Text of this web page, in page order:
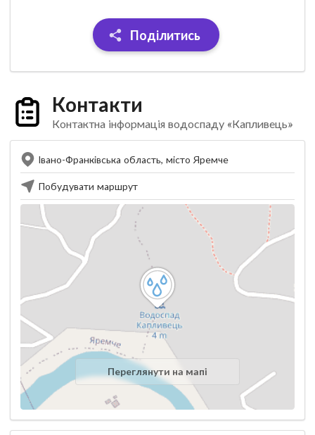
Поділитись
Контакти
Контактна інформація водоспаду «Капливець»
Івано-Франківська область, місто Яремче
Побудувати маршрут
Переглянути на мапі